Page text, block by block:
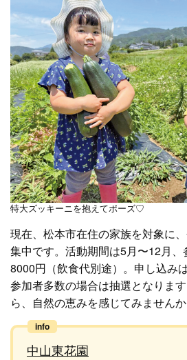
特大ズッキーニを抱えてポーズ♡
現在、松本市在住の家族を対象に
集中です。活動期間は5月〜12月
8000円（飲食代別途）。申し込み
参加者多数の場合は抽選となりま
ら、自然の恵みを感じてみませんか
中山東花園